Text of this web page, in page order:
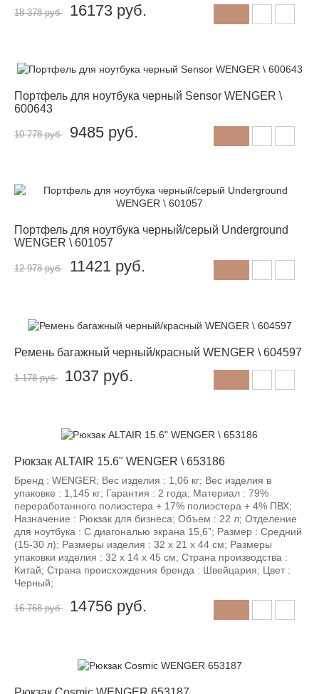
18 378 руб 16173 руб.
Портфель для ноутбука черный Sensor WENGER \
600643
10 778 руб
-12%
9485 руб.
Портфель для ноутбука черный/серый Underground
WENGER \ 601057
12 978 руб
-12%
11421 руб.
Ремень багажный черный/красный WENGER \ 604597
1 178 руб 1037 руб.
Рюкзак ALTAIR 15.6" WENGER \ 653186
Бренд : WENGER; Вес изделия : 1,06 кг; Вес изделия в
упаковке : 1,145 кг; Гарантия : 2 года; Материал : 79%
переработанного полиэстера + 17% полиэстера + 4% ПВХ;
Назначение : Рюкзак для бизнеса; Объем : 22 л; Отделение
для ноутбука : С диагональю экрана 15,6”; Размер : Средний
(15-30 л); Размеры изделия : 32 х 21 х 44 см; Размеры
упаковки изделия : 32 х 14 х 45 см; Страна производства :
Китай; Страна происхождения бренда : Швейцария; Цвет :
Черный;
16 768 руб
-12%
14756 руб.
-12%